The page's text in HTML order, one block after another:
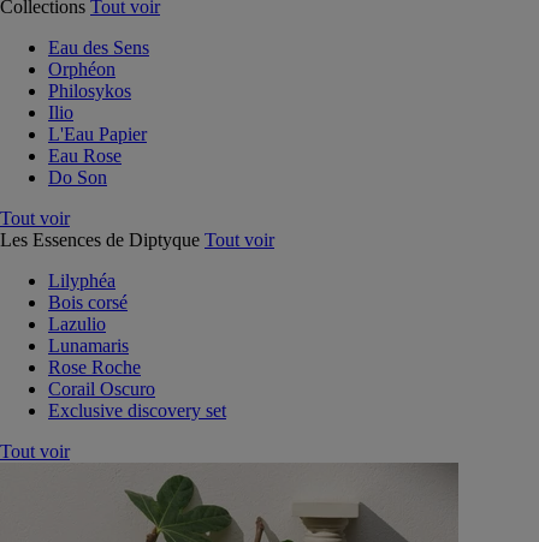
Collections Tout voir
Eau des Sens
Orphéon
Philosykos
Ilio
L'Eau Papier
Eau Rose
Do Son
Tout voir
Les Essences de Diptyque Tout voir
Lilyphéa
Bois corsé
Lazulio
Lunamaris
Rose Roche
Corail Oscuro
Exclusive discovery set
Tout voir